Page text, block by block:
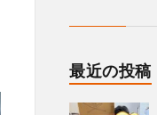
最近の投稿